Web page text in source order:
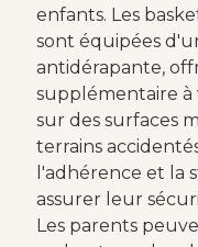
enfants. Les
sont équipées
antidérapante,
supplémentaire à
sur des surfaces
terrains
l'adhérence et la
assurer leur
Les parents